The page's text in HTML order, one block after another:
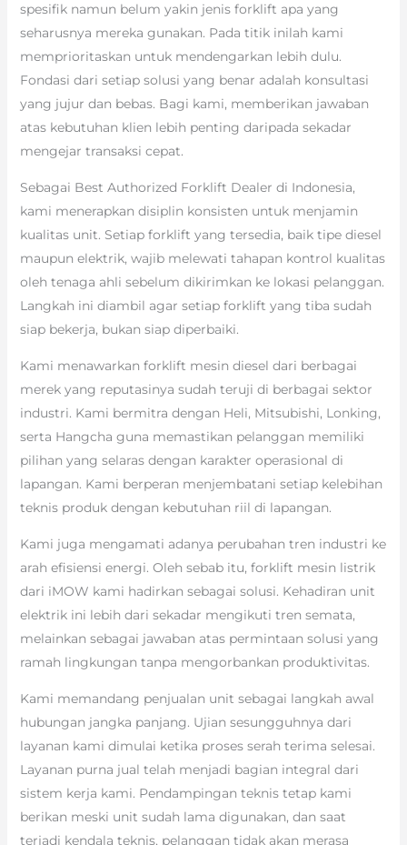
spesifik namun belum yakin jenis forklift apa yang
seharusnya mereka gunakan. Pada titik inilah kami
memprioritaskan untuk mendengarkan lebih dulu.
Fondasi dari setiap solusi yang benar adalah konsultasi
yang jujur dan bebas. Bagi kami, memberikan jawaban
atas kebutuhan klien lebih penting daripada sekadar
mengejar transaksi cepat.
Sebagai Best Authorized Forklift Dealer di Indonesia,
kami menerapkan disiplin konsisten untuk menjamin
kualitas unit. Setiap forklift yang tersedia, baik tipe diesel
maupun elektrik, wajib melewati tahapan kontrol kualitas
oleh tenaga ahli sebelum dikirimkan ke lokasi pelanggan.
Langkah ini diambil agar setiap forklift yang tiba sudah
siap bekerja, bukan siap diperbaiki.
Kami menawarkan forklift mesin diesel dari berbagai
merek yang reputasinya sudah teruji di berbagai sektor
industri. Kami bermitra dengan Heli, Mitsubishi, Lonking,
serta Hangcha guna memastikan pelanggan memiliki
pilihan yang selaras dengan karakter operasional di
lapangan. Kami berperan menjembatani setiap kelebihan
teknis produk dengan kebutuhan riil di lapangan.
Kami juga mengamati adanya perubahan tren industri ke
arah efisiensi energi. Oleh sebab itu, forklift mesin listrik
dari iMOW kami hadirkan sebagai solusi. Kehadiran unit
elektrik ini lebih dari sekadar mengikuti tren semata,
melainkan sebagai jawaban atas permintaan solusi yang
ramah lingkungan tanpa mengorbankan produktivitas.
Kami memandang penjualan unit sebagai langkah awal
hubungan jangka panjang. Ujian sesungguhnya dari
layanan kami dimulai ketika proses serah terima selesai.
Layanan purna jual telah menjadi bagian integral dari
sistem kerja kami. Pendampingan teknis tetap kami
berikan meski unit sudah lama digunakan, dan saat
terjadi kendala teknis, pelanggan tidak akan merasa